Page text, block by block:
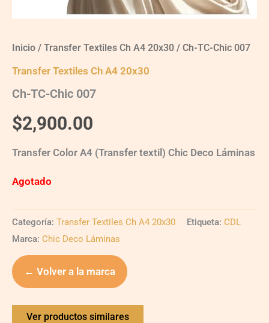
Inicio / Transfer Textiles Ch A4 20x30 / Ch-TC-Chic 007
Transfer Textiles Ch A4 20x30
Ch-TC-Chic 007
$2,900.00
Transfer Color A4 (Transfer textil) Chic Deco Láminas
Agotado
Categoría: Transfer Textiles Ch A4 20x30 Etiqueta: CDL
Marca: Chic Deco Láminas
← Volver a la marca
Ver productos similares